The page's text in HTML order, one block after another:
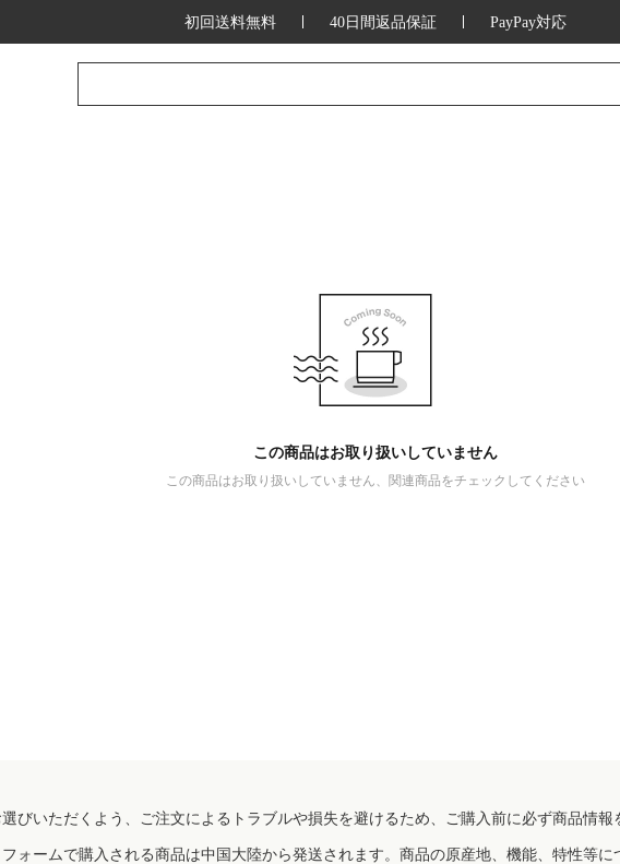
初回送料無料 40日間返品保証 PayPay対応
この商品はお取り扱いしていません
この商品はお取り扱いしていません、関連商品をチェックしてください
びいただくよう、ご注文によるトラブルや損失を避けるため、ご購入前に必ず商品情
ォームで購入される商品は中国大陸から発送されます。商品の原産地、機能、特性等